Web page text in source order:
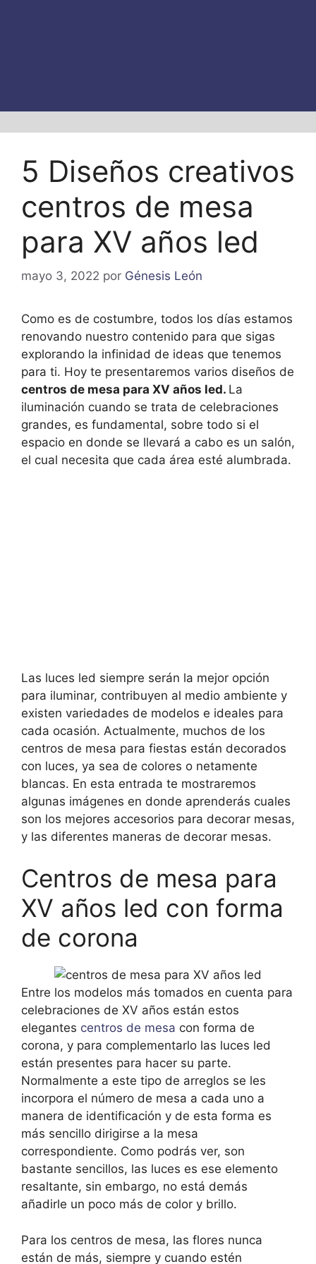
5 Diseños creativos
centros de mesa
para XV años led
mayo 3, 2022 por Génesis León
Como es de costumbre, todos los días estamos
renovando nuestro contenido para que sigas
explorando la infinidad de ideas que tenemos
para ti. Hoy te presentaremos varios diseños de
centros de mesa para XV años led. La
iluminación cuando se trata de celebraciones
grandes, es fundamental, sobre todo si el
espacio en donde se llevará a cabo es un salón,
el cual necesita que cada área esté alumbrada.
Las luces led siempre serán la mejor opción
para iluminar, contribuyen al medio ambiente y
existen variedades de modelos e ideales para
cada ocasión. Actualmente, muchos de los
centros de mesa para fiestas están decorados
con luces, ya sea de colores o netamente
blancas. En esta entrada te mostraremos
algunas imágenes en donde aprenderás cuales
son los mejores accesorios para decorar mesas,
y las diferentes maneras de decorar mesas.
Centros de mesa para
XV años led con forma
de corona
Entre los modelos más tomados en cuenta para
celebraciones de XV años están estos
elegantes centros de mesa con forma de
corona, y para complementarlo las luces led
están presentes para hacer su parte.
Normalmente a este tipo de arreglos se les
incorpora el número de mesa a cada uno a
manera de identificación y de esta forma es
más sencillo dirigirse a la mesa
correspondiente. Como podrás ver, son
bastante sencillos, las luces es ese elemento
resaltante, sin embargo, no está demás
añadirle un poco más de color y brillo.
Para los centros de mesa, las flores nunca
están de más, siempre y cuando estén